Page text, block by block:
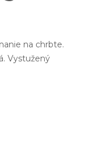
na chrbte.
Vystužený